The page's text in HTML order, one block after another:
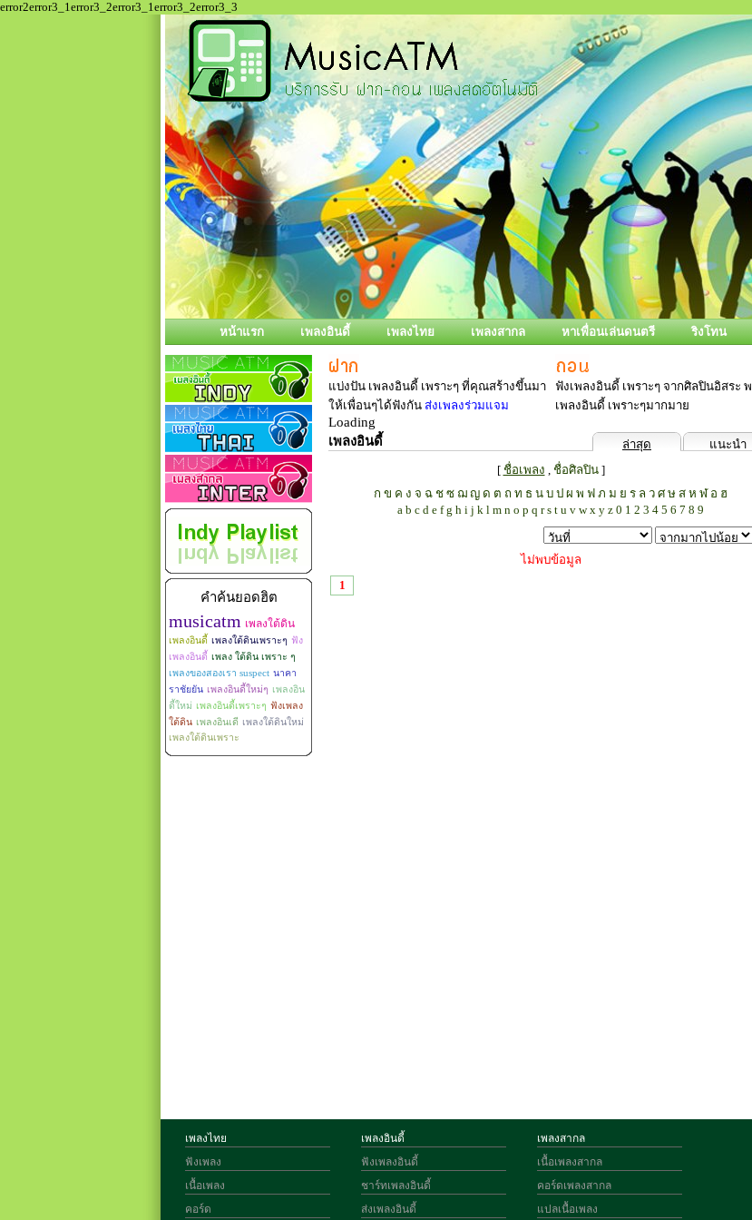
error2error3_1error3_2error3_1error3_2error3_3
หน้าแรก เพลงอินดี้ เพลงไทย เพลงสากล หาเพื่อนเล่นดนตรี ริงโทน
แบ่งปัน เพลงอินดี้ เพราะๆ ที่คุณสร้างขึ้นมา
ให้เพื่อนๆได้ฟังกัน ส่งเพลงร่วมแจม
ฟังเพลงอินดี้ เพราะๆ จากศิลปินอิสระ
เพลงอินดี้ เพราะๆมากมาย
Loading
เพลงอินดี้
ล่าสุด
แนะนำ
[ ชื่อเพลง , ชื่อศิลปิน]
ก ข ค ง จ ฉ ช ซ ฌ ญ ด ต ถ ท ธ น บ ป ผ พ ฟ ภ ม ย ร ล ว ศ ษ ส ห ฬ อ ฮ
a b c d e f g h i j k l m n o p q r s t u v w x y z 0 1 2 3 4 5 6 7 8 9
ไม่พบข้อมูล
1
คำค้นยอดฮิต
musicatm เพลงใต้ดิน
เพลงอินดี้ เพลงใต้ดินเพราะๆ ฟัง
เพลงอินดี้ เพลง ใต้ดิน เพราะ ๆ
เพลงของสองเรา suspect นาคา
ราชัยยัน เพลงอินดี้ใหม่ๆ เพลงอิน
ดี้ใหม่ เพลงอินดี้เพราะๆ ฟังเพลง
ใต้ดิน เพลงอินเดี เพลงใต้ดินใหม่
เพลงใต้ดินเพราะ
เพลงไทย
ฟังเพลง
เนื้อเพลง
คอร์ด
เพลงอินดี้
ฟังเพลงอินดี้
ชาร์ทเพลงอินดี้
ส่งเพลงอินดี้
เพลงสากล
เนื้อเพลงสากล
คอร์ดเพลงสากล
แปลเนื้อเพลง